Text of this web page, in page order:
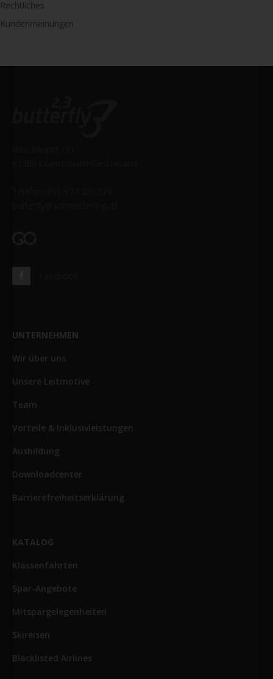
Rechtliches
Kundenmeinungen
UNTERNEHMEN
Wir über uns
Unsere Leitmotive
Team
Vorteile & Inklusivleistungen
Ausbildung
Downloadcenter
Barrierefreiheitserklärung
KATALOG
Klassenfahrten
Spar-Angebote
Mitspargelegenheiten
Skireisen
Blacklisted Airlines